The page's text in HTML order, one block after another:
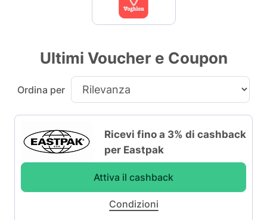
Ultimi Voucher e Coupon
Ordina per
Ricevi fino a 3% di cashback
per Eastpak
Attiva il cashback
Condizioni